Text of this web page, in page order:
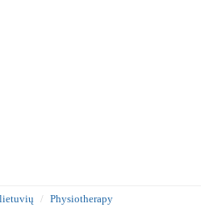
Physiotherapy